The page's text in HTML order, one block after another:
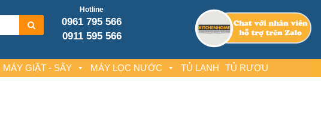
Hotline
0961 795 566
0911 595 566
MÁY GIẶT - SẤY MÁY LỌC NƯỚC TỦ LẠNH TỦ RƯỢU